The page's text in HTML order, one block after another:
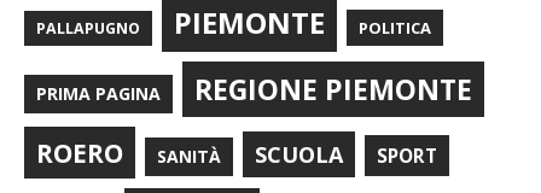
PALLAPUGNO PIEMONTE POLITICA
PRIMA PAGINA REGIONE PIEMONTE
ROERO SANITÀ SCUOLA SPORT